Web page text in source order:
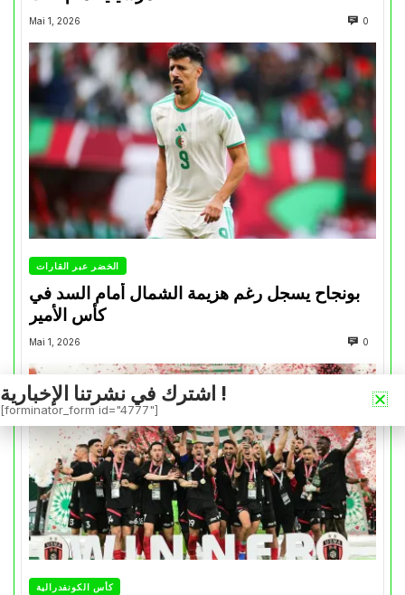
Mai 1, 2026 0
الخضر عبر القارات
بونجاح يسجل رغم هزيمة الشمال أمام السد في
كأس الأمير
Mai 1, 2026 0
كأس الكونفدرالية
اشترك في نشرتنا الإخبارية !
[forminator_form id="4777"]